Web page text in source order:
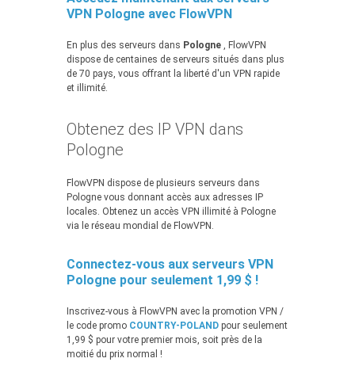
VPN Pologne avec FlowVPN
En plus des serveurs dans Pologne , FlowVPN
dispose de centaines de serveurs situés dans plus
de 70 pays, vous offrant la liberté d'un VPN rapide
et illimité.
Obtenez des IP VPN dans
Pologne
FlowVPN dispose de plusieurs serveurs dans
Pologne vous donnant accès aux adresses IP
locales. Obtenez un accès VPN illimité à Pologne
via le réseau mondial de FlowVPN.
Connectez-vous aux serveurs VPN
Pologne pour seulement 1,99 $ !
Inscrivez-vous à FlowVPN avec la promotion VPN /
le code promo COUNTRY-POLAND pour seulement
1,99 $ pour votre premier mois, soit près de la
moitié du prix normal !